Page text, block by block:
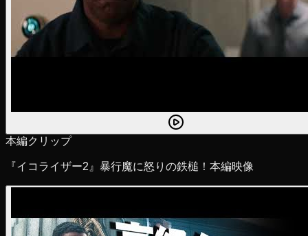
本編クリップ
『イコライザー2』暴行魔に怒りの鉄槌！本編映像